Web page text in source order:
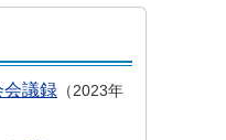
会議録
2023年